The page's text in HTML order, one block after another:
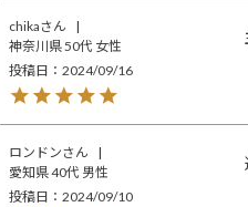
chika
神奈川県 50代 女性
投稿日
2024/09/16
ロンドン
愛知県40代 男性
投稿日
2024/09/10